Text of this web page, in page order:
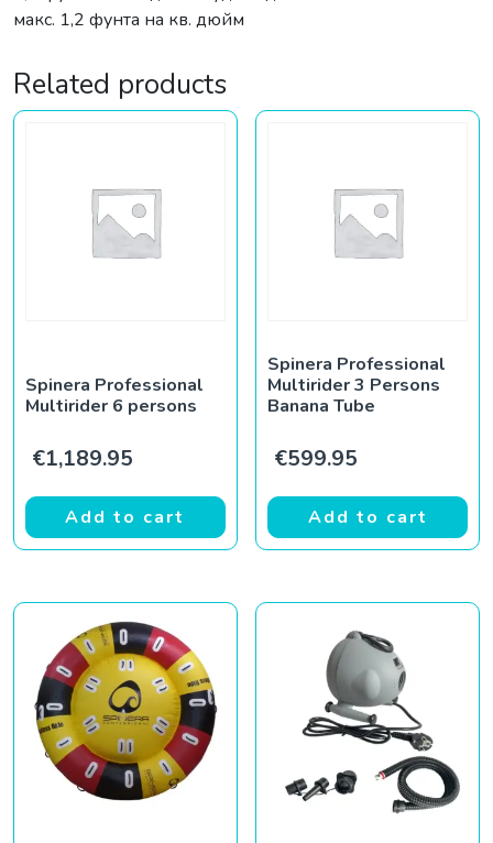
макс. 1,2 фунта на кв. дюйм
Related products
Spinera Professional
Multirider 6 persons
€1,189.95
Add to cart
Spinera Professional
Multirider 3 Persons
Banana Tube
€599.95
Add to cart